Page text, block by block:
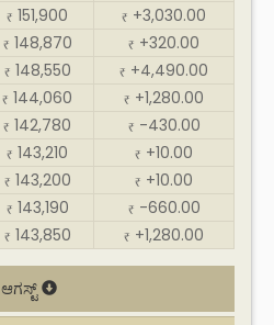
₹ 151,900 ₹ +3,030.00
₹ 148,870 ₹ +320.00
₹ 148,550 ₹ +4,490.00
₹ 144,060 ₹ +1,280.00
₹ 142,780 ₹ -430.00
₹ 143,210 ₹ +10.00
₹ 143,200 ₹ +10.00
₹ 143,190 ₹ -660.00
₹ 143,850 ₹ +1,280.00
ಆಗಸ್ಟ್